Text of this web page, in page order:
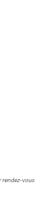
rendez-vous